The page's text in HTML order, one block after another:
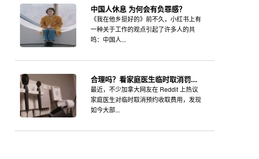
中国人休息 为何会有负罪感？
《我在他乡挺好的》前不久，小红书上有
一种关于工作的观点引起了许多人的共
鸣：中国人...
合理吗？看家庭医生临时取消罚...
最近，不少加拿大网友在 Reddit 上热议
家庭医生对临时取消预约收取费用，发现
如今大部...